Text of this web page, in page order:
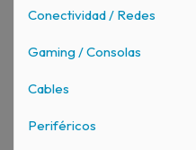
Conectividad / Redes
Gaming / Consolas
Cables
Periféricos